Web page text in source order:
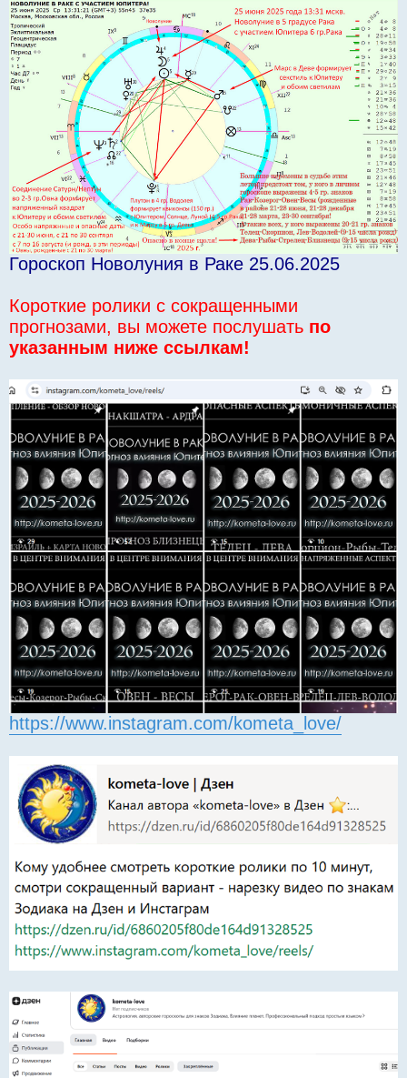
Гороскоп Новолуния в Раке 25.06.2025
Короткие ролики с сокращенными
прогнозами, вы можете послушать по
указанным ниже ссылкам!
https://www.instagram.com/kometa_love/